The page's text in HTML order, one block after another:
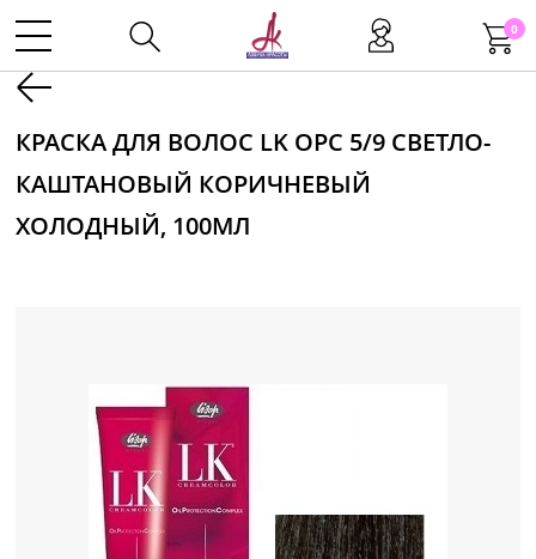
0
Инструменты
Маникюр
Одноразовая продукция
КРАСКА ДЛЯ ВОЛОС LK OPC 5/9 СВЕТЛО-
КАШТАНОВЫЙ КОРИЧНЕВЫЙ
ХОЛОДНЫЙ, 100МЛ